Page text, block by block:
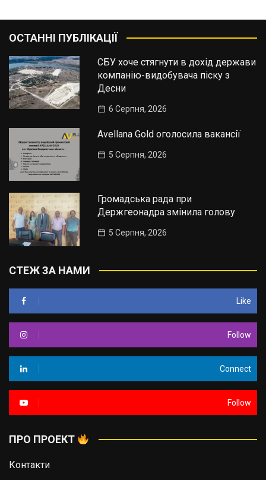
ОСТАННІ ПУБЛІКАЦІЇ
СБУ хоче стягнути в дохід держави
компанію-видобувача піску з
Десни
6 Серпня, 2026
Avellana Gold оголосила вакансії
5 Серпня, 2026
Громадська рада при
Держгеонадра змінила голову
5 Серпня, 2026
СТЕЖ ЗА НАМИ
Like
Follow
Connect
Follow
ПРО ПРОЕКТ
Контакти